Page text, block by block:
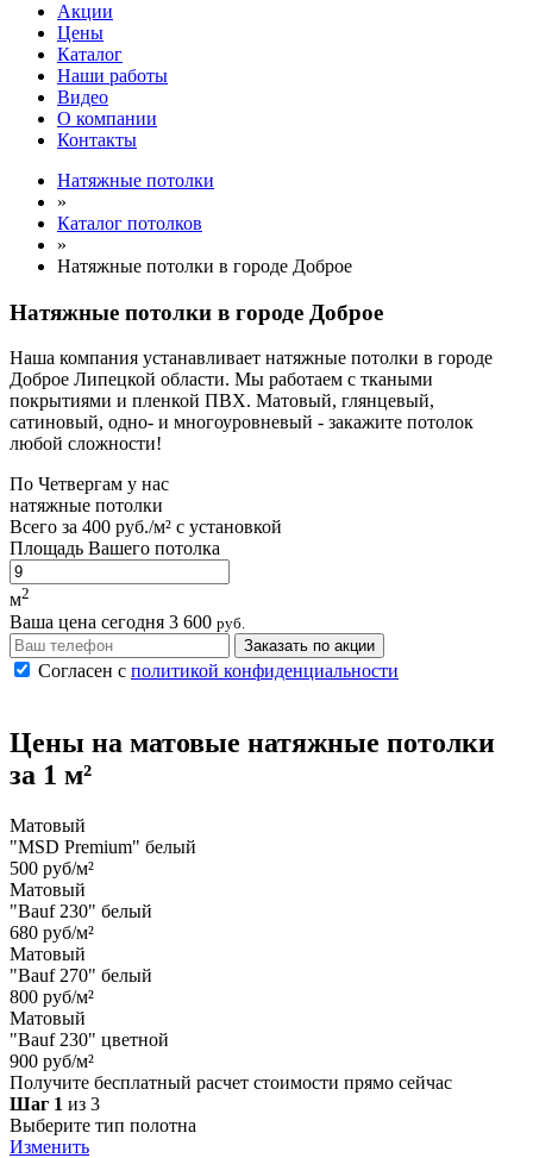
Акции
Цены
Каталог
Наши работы
Видео
О компании
Контакты
Натяжные потолки
»
Каталог потолков
»
Натяжные потолки в городе Доброе
Натяжные потолки в городе Доброе
Наша компания устанавливает натяжные потолки в городе
Доброе Липецкой области. Мы работаем с ткаными
покрытиями и пленкой ПВХ. Матовый, глянцевый,
сатиновый, одно- и многоуровневый - закажите потолок
любой сложности!
По Четвергам у нас
натяжные потолки
Всего за 400 руб./м² с установкой
Площадь Вашего потолка
м2
Ваша цена сегодня 3 600 руб.
Заказать по акции
Согласен с политикой конфиденциальности
Цены на матовые натяжные потолки
за 1 м²
Матовый
"MSD Premium" белый
500 руб/м²
Матовый
"Bauf 230" белый
680 руб/м²
Матовый
"Bauf 270" белый
800 руб/м²
Матовый
"Bauf 230" цветной
900 руб/м²
Получите бесплатный расчет стоимости прямо сейчас
Шаг 1 из 3
Выберите тип полотна
Изменить